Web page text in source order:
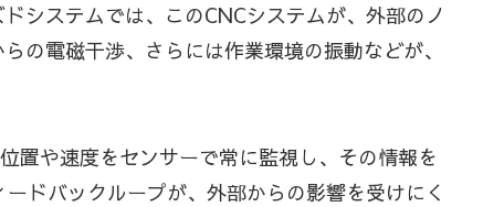
システムでは、このCNCシステムが、外部のノ
の電磁干渉、さらには作業環境の振動などが、
置や速度をセンサーで常に監視し、その情報を
ドバックループが、外部からの影響を受けにく